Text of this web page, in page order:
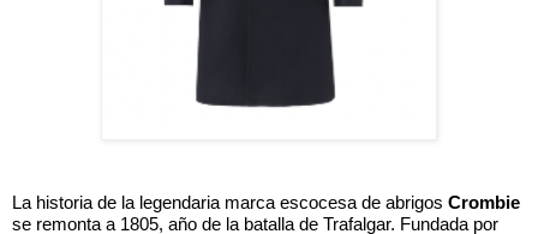
La historia de la legendaria marca escocesa de abrigos Crombie